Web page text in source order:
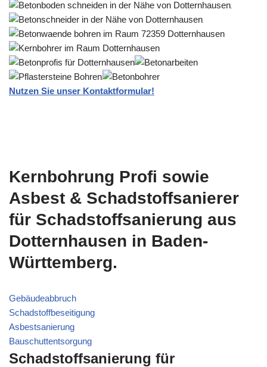
Nutzen Sie unser Kontaktformular!
Kernbohrung Profi sowie
Asbest & Schadstoffsanierer
für Schadstoffsanierung aus
Dotternhausen in Baden-
Württemberg.
Gebäudeabbruch
Schadstoffbeseitigung
Asbestsanierung
Bauschuttentsorgung
Schadstoffsanierung für